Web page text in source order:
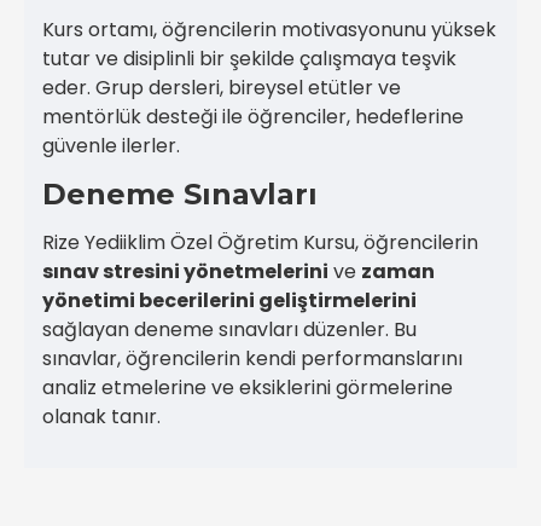
Kurs ortamı, öğrencilerin motivasyonunu yüksek
tutar ve disiplinli bir şekilde çalışmaya teşvik
eder. Grup dersleri, bireysel etütler ve
mentörlük desteği ile öğrenciler, hedeflerine
güvenle ilerler.
Deneme Sınavları
Rize Yediiklim Özel Öğretim Kursu, öğrencilerin
sınav stresini yönetmelerini ve zaman
yönetimi becerilerini geliştirmelerini
sağlayan deneme sınavları düzenler. Bu
sınavlar, öğrencilerin kendi performanslarını
analiz etmelerine ve eksiklerini görmelerine
olanak tanır.